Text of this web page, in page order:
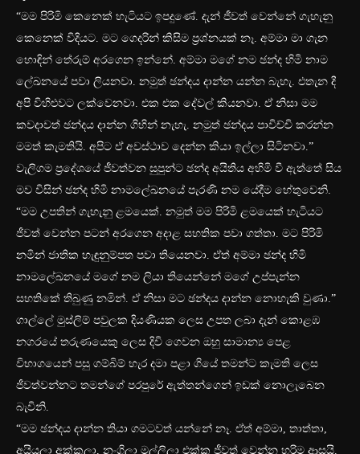
“මම පිරිමි කෙනෙක් හැටියට ඉපදුණේ. දැන් ජීවත් වෙන්නේ ගැහැනු
කෙනෙක් විදියට. මට ගෙදරින් කිසිම ප්‍රශ්නයක් නෑ. අම්මා මා ගැන
හොඳින් තේරුම් අරගෙන ඉන්නේ. අම්මා මගේ නම ඡන්ද හිමි නාම
ලේඛනයේ පවා ලියනවා. නමුත් ඡන්දය දාන්න යන්න බැහැ. එතැන දී
අපි විහිළුවට ලක්වෙනවා. එක එක දේවල් කියනවා. ඒ නිසා මම
කවදාවත් ඡන්දය දාන්න ගිහින් නැහැ. නමුත් ඡන්දය පාවිච්චි කරන්න
මමත් කැමතියි. අපිට ඒ අවස්ථාව දෙන්න කියා ඉල්ලා සිටිනවා.”
වැලිගම ප්‍රදේශයේ ජීවත්වන සුපුන්ට ඡන්ද අයිතිය අහිමි වී ඇත්තේ සිය
මව විසින් ඡන්ද හිමි නාමලේඛනයේ පැරණි නම යේදීම හේතුවෙනි.
“මම උපතින් ගැහැනු ළම‍යෙක්. නමුත් මම පිරිමි ළමයෙක් හැටියට
ජීවත් වෙන්න පටන් අරගෙන අදාළ සහතික පවා ගත්තා. මට පිරිමි
නමින් ජාතික හැඳුනුම්පත පවා තියෙනවා. ඒත් අම්මා ඡන්ද හිමි
නාමලේඛනයේ මගේ නම ලියා තියෙන්නේ මගේ උප්පැන්න
සහතිකේ තිබුණු නමින්. ඒ නිසා මට ඡන්දය දාන්න නොහැකි වුණා.”
ගාල්ලේ මුස්ලිම් පවුලක දියණියක ලෙස උපත ලබා දැන් කොළඹ
නගරයේ තරුණයෙකු ලෙස දිවි ගෙවන ඔහු සාමාන්‍ය පෙළ
විභාගයෙන් පසු ගම්බිම් හැර දමා පළා ගියේ තමන්ට කැමති ලෙස
ජීවත්වන්නට තමන්ගේ පරපුරේ ඇත්තන්ගෙන් ඉඩක් නොලැබෙන
බැවිනි.
“මම ඡන්දය දාන්න තියා ගමටවත් යන්නේ නෑ. ඒත් අම්මා, තාත්තා,
අයියලා අක්කලා, නංගිලා මල්ලිලා එක්ක ජීවත් වෙන්න හරිම ආසයි.